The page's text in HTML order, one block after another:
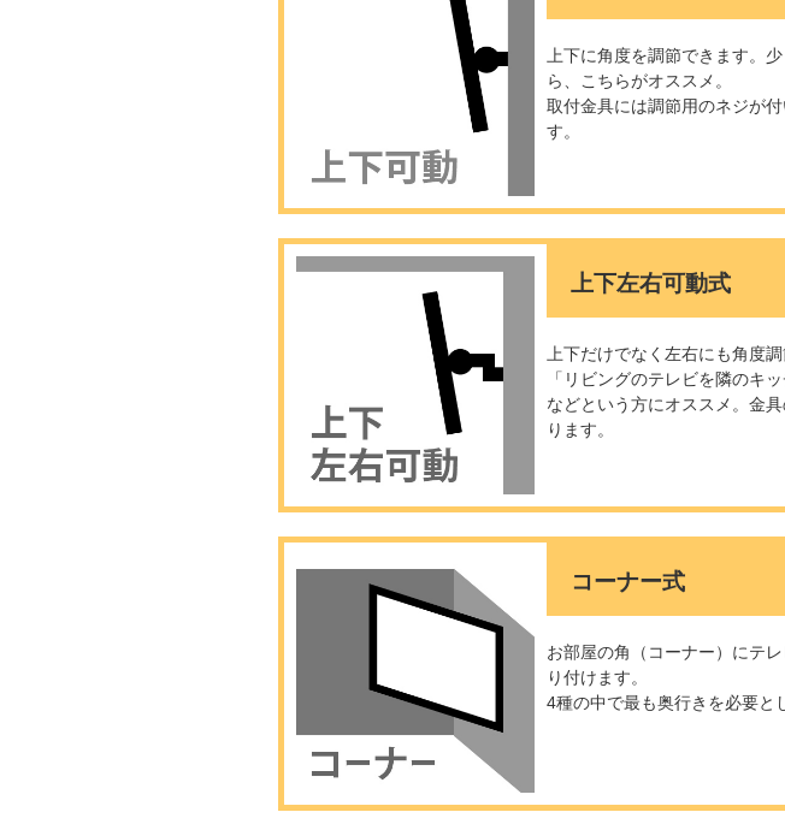
上下に角度を調節できます。
ら、こちらがオススメ。
取付金具には調節用のネジが
す。
上下左右可動式
上下だけでなく左右にも角度
「リビングのテレビを隣のキ
などという方にオススメ。金
ります。
コーナー式
お部屋の角（コーナー）にテ
り付けます。
4種の中で最も奥行きを必要と